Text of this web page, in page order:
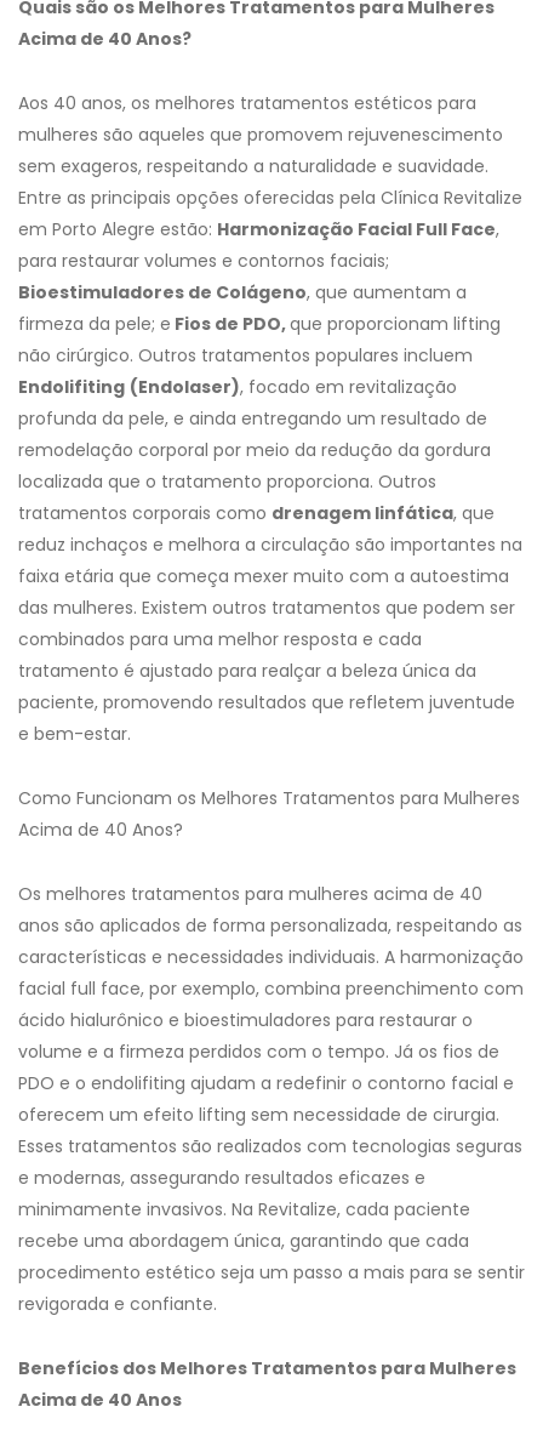
Quais são os Melhores Tratamentos para Mulheres
Acima de 40 Anos?
Aos 40 anos, os melhores tratamentos estéticos para
mulheres são aqueles que promovem rejuvenescimento
sem exageros, respeitando a naturalidade e suavidade.
Entre as principais opções oferecidas pela Clínica Revitalize
em Porto Alegre estão: Harmonização Facial Full Face,
para restaurar volumes e contornos faciais;
Bioestimuladores de Colágeno, que aumentam a
firmeza da pele; e Fios de PDO,que proporcionam lifting
não cirúrgico. Outros tratamentos populares incluem
Endolifiting (Endolaser), focado em revitalização
profunda da pele, e ainda entregando um resultado de
remodelação corporal por meio da redução da gordura
localizada que o tratamento proporciona. Outros
tratamentos corporais como drenagem linfática, que
reduz inchaços e melhora a circulação são importantes na
faixa etária que começa mexer muito com a autoestima
das mulheres. Existem outros tratamentos que podem ser
combinados para uma melhor resposta e cada
tratamento é ajustado para realçar a beleza única da
paciente, promovendo resultados que refletem juventude
e bem-estar.
Como Funcionam os Melhores Tratamentos para Mulheres
Acima de 40 Anos?
Os melhores tratamentos para mulheres acima de 40
anos são aplicados de forma personalizada, respeitando as
características e necessidades individuais. A harmonização
facial full face, por exemplo, combina preenchimento com
ácido hialurônico e bioestimuladores para restaurar o
volume e a firmeza perdidos com o tempo. Já os fios de
PDO e o endolifiting ajudam a redefinir o contorno facial e
oferecem um efeito lifting sem necessidade de cirurgia.
Esses tratamentos são realizados com tecnologias seguras
e modernas, assegurando resultados eficazes e
minimamente invasivos. Na Revitalize, cada paciente
recebe uma abordagem única, garantindo que cada
procedimento estético seja um passo a mais para se sentir
revigorada e confiante.
Benefícios dos Melhores Tratamentos para Mulheres
Acima de 40 Anos